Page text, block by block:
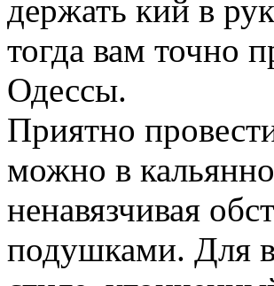
держать кий в
тогда вам точно
Одессы.
Приятно
можно в
ненавязчивая
подушками. Для